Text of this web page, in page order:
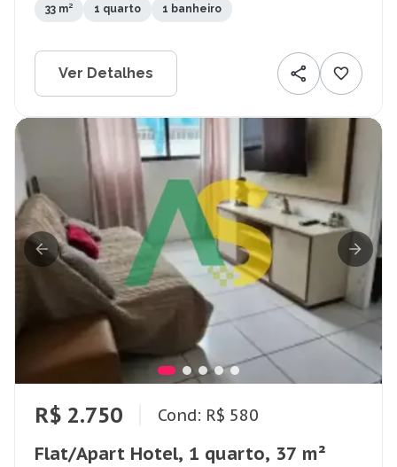
33 m² 1 quarto 1 banheiro
Ver Detalhes
R$ 2.750 Cond: R$ 580
Flat/Apart Hotel, 1 quarto, 37 m²